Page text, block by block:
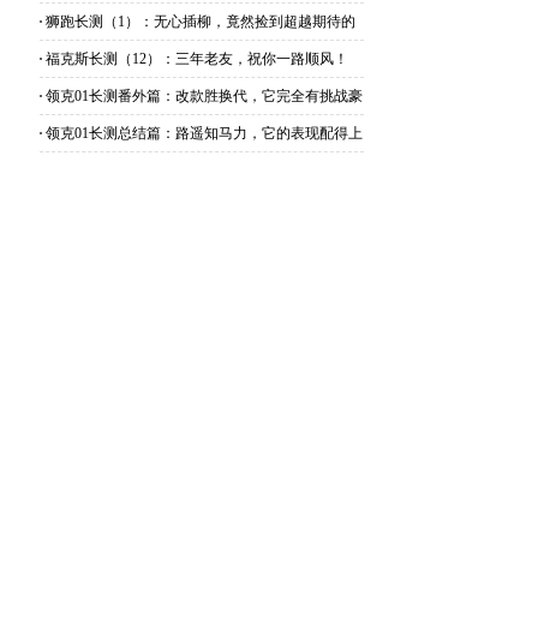
佳状态
狮跑长测（1）：无心插柳，竟然捡到超越期待的
精品车
福克斯长测（12）：三年老友，祝你一路顺风！
领克01长测番外篇：改款胜换代，它完全有挑战豪
华的实力
领克01长测总结篇：路遥知马力，它的表现配得上